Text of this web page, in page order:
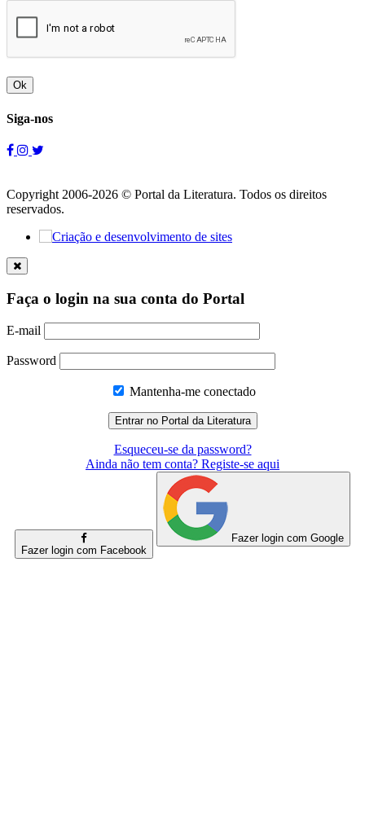
Ok
Siga-nos
Copyright 2006-2026 © Portal da Literatura. Todos os direitos
reservados.
Faça o login na sua conta do Portal
E-mail
Password
Mantenha-me conectado
Esqueceu-se da password?
Ainda não tem conta? Registe-se aqui
Fazer login com Facebook
Fazer login com Google